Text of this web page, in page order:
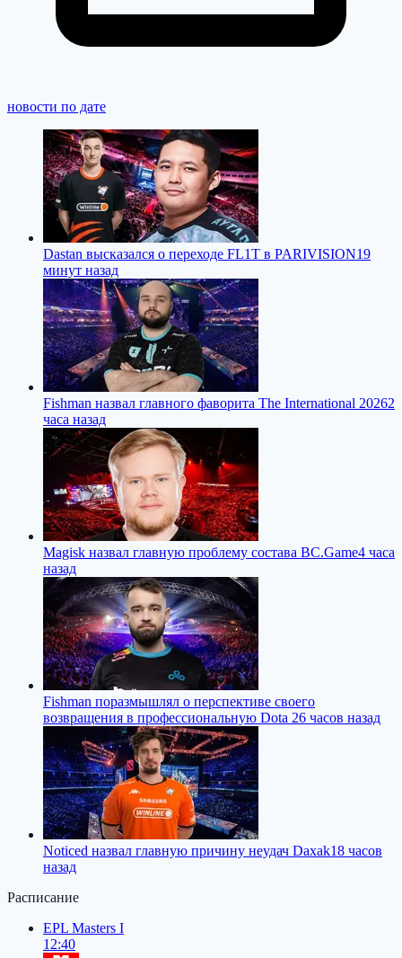
новости по дате
Dastan высказался о переходе FL1T в PARIVISION19
минут назад
Fishman назвал главного фаворита The International 20262
часа назад
Magisk назвал главную проблему состава BC.Game4 часа
назад
Fishman поразмышлял о перспективе своего
возвращения в профессиональную Dota 26 часов назад
Noticed назвал главную причину неудач Daxak18 часов
назад
Расписание
EPL Masters I
12:40